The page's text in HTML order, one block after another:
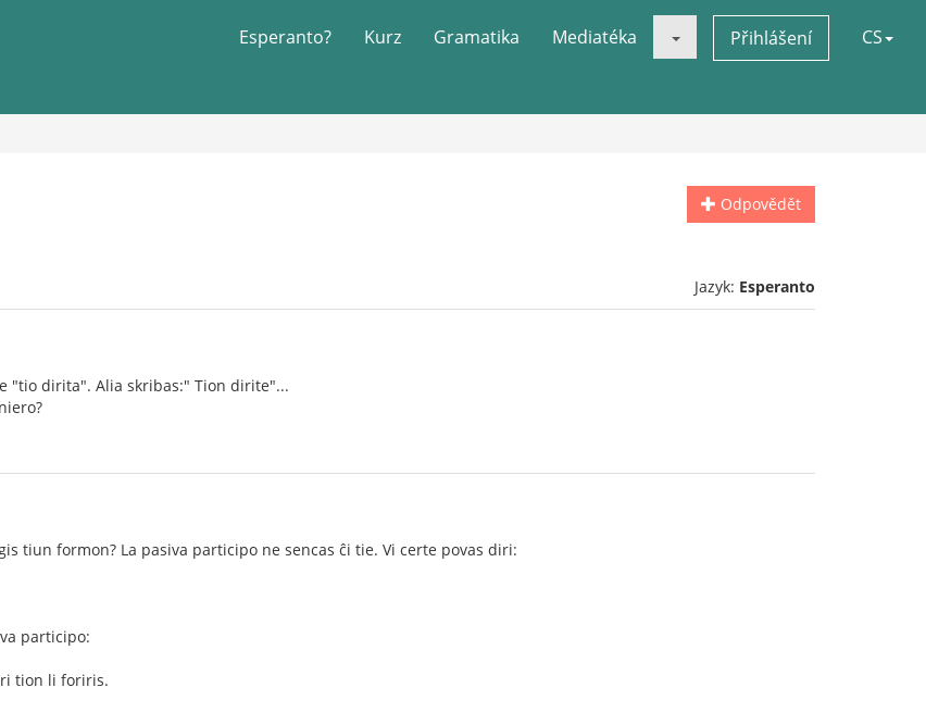
Esperanto? Kurz Gramatika Mediatéka Přihlášení CS
Odpovědět
Jazyk: Esperanto
"tio dirita". Alia skribas:" Tion dirite"...
tiun formon? La pasiva participo ne sencas ĉi tie. Vi certe povas diri:
participo:
tion li foriris.